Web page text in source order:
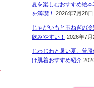
夏を楽しむおすすめ絵
を満喫！
2026年7月28日
じゃがいもと玉ねぎの
飲みやすい！
2026年7月
じわじわと暑い夏、普
け肌着おすすめ紹介